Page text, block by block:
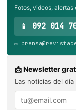
Fotos, videos,
📱 092 014
✉️
📩 Newsletter
Las noticias del